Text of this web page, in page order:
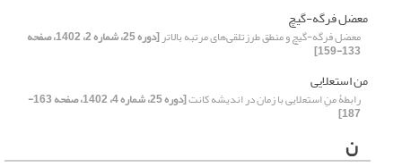
معضل فرگه-گیچ
معضل فرگه-گیچ و منطق طرزتلقی‌های مرتبه بالاتر [دوره 25، شماره 2، 1402، صفحه
133-159]
من استعلایی
رابطۀ منِ استعلایی با زمان در اندیشه کانت [دوره 25، شماره 4، 1402، صفحه 163-
187]
ن